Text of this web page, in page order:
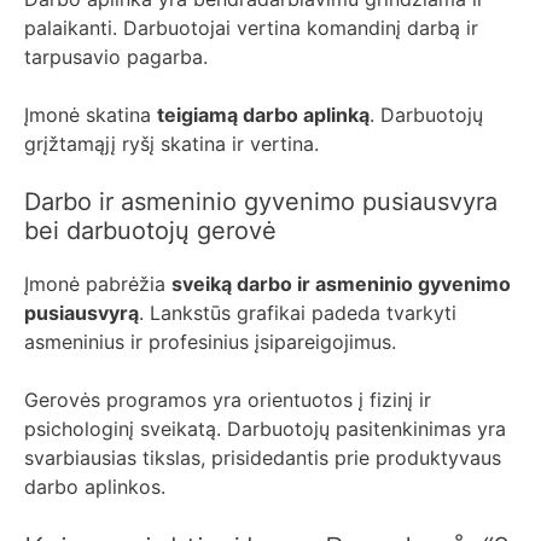
palaikanti. Darbuotojai vertina komandinį darbą ir
tarpusavio pagarba.
Įmonė skatina teigiamą darbo aplinką. Darbuotojų
grįžtamąjį ryšį skatina ir vertina.
Darbo ir asmeninio gyvenimo pusiausvyra
bei darbuotojų gerovė
Įmonė pabrėžia sveiką darbo ir asmeninio gyvenimo
pusiausvyrą. Lankstūs grafikai padeda tvarkyti
asmeninius ir profesinius įsipareigojimus.
Gerovės programos yra orientuotos į fizinį ir
psichologinį sveikatą. Darbuotojų pasitenkinimas yra
svarbiausias tikslas, prisidedantis prie produktyvaus
darbo aplinkos.